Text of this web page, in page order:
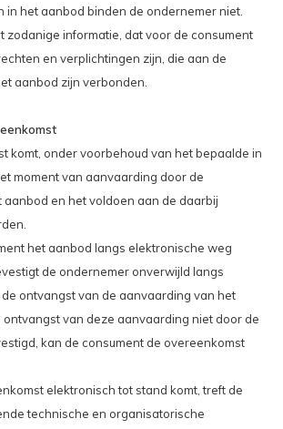
in het aanbod binden de ondernemer niet.
zodanige informatie, dat voor de consument
en verplichtingen zijn, die aan de
aanbod zijn verbonden.
komt, onder voorbehoud van het bepaalde in
moment van aanvaarding door de
aanbod en het voldoen aan de daarbij
het aanbod langs elektronische weg
de ondernemer onverwijld langs
ontvangst van de aanvaarding van het
ontvangst van deze aanvaarding niet door de
kan de consument de overeenkomst
elektronisch tot stand komt, treft de
technische en organisatorische